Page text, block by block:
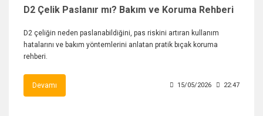
D2 Çelik Paslanır mı? Bakım ve Koruma Rehberi
D2 çeliğin neden paslanabildiğini, pas riskini artıran kullanım
hatalarını ve bakım yöntemlerini anlatan pratik bıçak koruma
rehberi.
Devamı 15/05/2026 22:47